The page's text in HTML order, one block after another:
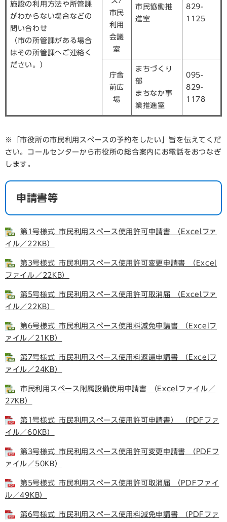
施設の利用方法や所管課
がわからない場合などの
問い合わせ
（市の所管課がある場合
はその所管課へご連絡く
ださい。）
市民
利用
会議
室
市民協働推
進室
829-
1125
庁舎
前広
場
まちづくり
部
まちなか事
業推進室
095-
829-
1178
※「市役所の市民利用スペースの予約をしたい」旨を伝えてくだ
さい。コールセンターから市役所の総合案内にお電話をおつなぎ
します。
申請書等
第1号様式_市民利用スペース使用許可申請書 （Excelファ
イル／22KB）
第3号様式_市民利用スペース使用許可変更申請書 （Excel
ファイル／22KB）
第5号様式_市民利用スペース使用許可取消届 （Excelファ
イル／22KB）
第6号様式_市民利用スペース使用料減免申請書 （Excelフ
ァイル／21KB）
第7号様式_市民利用スペース使用料返還申請書 （Excelフ
ァイル／24KB）
市民利用スペース附属設備使用申請書 （Excelファイル／
27KB）
第1号様式_市民利用スペース使用許可申請書） （PDFファ
イル／60KB）
第3号様式_市民利用スペース使用許可変更申請書 （PDFフ
ァイル／50KB）
第5号様式_市民利用スペース使用許可取消届 （PDFファイ
ル／49KB）
第6号様式_市民利用スペース使用料減免申請書 （PDFファ